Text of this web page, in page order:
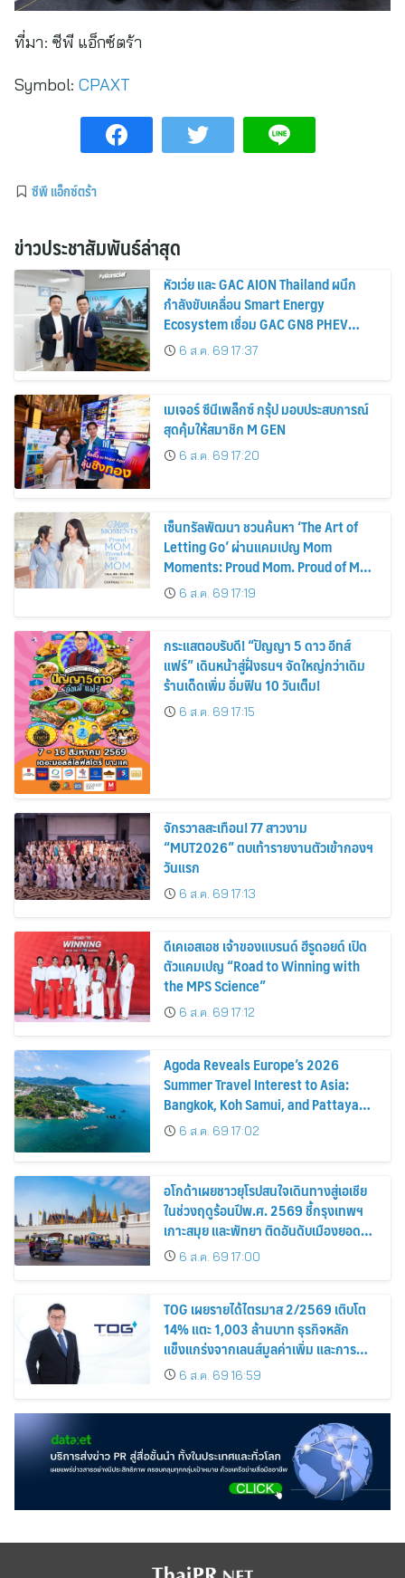
ที่มา: ซีพี แอ็กซ์ตร้า
Symbol: CPAXT
ซีพี แอ็กซ์ตร้า
ข่าวประชาสัมพันธ์ล่าสุด
หัวเว่ย และ GAC AION Thailand ผนึก
กำลังขับเคลื่อน Smart Energy
Ecosystem เชื่อม GAC GN8 PHEV
รถยนต์ MPV ระดับพรีเมียม เข้ากับ
พลังงานแสงอาทิตย์ภายในบ้าน
6 ส.ค. 69 17:37
เมเจอร์ ซีนีเพล็กซ์ กรุ้ป มอบประสบการณ์
สุดคุ้มให้สมาชิก M GEN
6 ส.ค. 69 17:20
เซ็นทรัลพัฒนา ชวนค้นหา ‘The Art of
Letting Go’ ผ่านแคมเปญ Mom
Moments: Proud Mom. Proud of My
Mom.6 ส.ค. 69 17:19
กระแสตอบรับดี! “ปัญญา 5 ดาว อีทส์
แฟร์” เดินหน้าสู่ฝั่งธนฯ จัดใหญ่กว่าเดิม
ร้านเด็ดเพิ่ม อิ่มฟิน 10 วันเต็ม!
6 ส.ค. 69 17:15
จักรวาลสะเทือน! 77 สาวงาม
“MUT2026” ตบเท้ารายงานตัวเข้ากองฯ
วันแรก
6 ส.ค. 69 17:13
ดีเคเอสเอช เจ้าของแบรนด์ ฮีรูดอยด์ เปิด
ตัวแคมเปญ “Road to Winning with
the MPS Science”
6 ส.ค. 69 17:12
Agoda Reveals Europe’s 2026
Summer Travel Interest to Asia:
Bangkok, Koh Samui, and Pattaya
Among the Top Cities
6 ส.ค. 69 17:02
อโกด้าเผยชาวยุโรปสนใจเดินทางสู่เอเชีย
ในช่วงฤดูร้อนปีพ.ศ. 2569 ชี้กรุงเทพฯ
เกาะสมุย และพัทยา ติดอันดับเมืองยอด
นิยม6 ส.ค. 69 17:00
TOG เผยรายได้ไตรมาส 2/2569 เติบโต
14% แตะ 1,003 ล้านบาท ธุรกิจหลัก
แข็งแกร่งจากเลนส์มูลค่าเพิ่ม และการ
ขยายตลาดต่างประเทศ พร้อมเดินหน้า
ลงทุนเพื่อการเติบโตระยะยาว
6 ส.ค. 69 16:59